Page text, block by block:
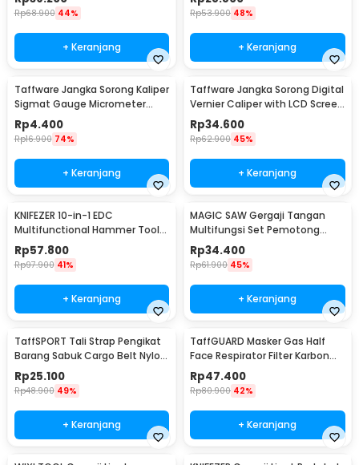
Rp68.900 44%
+ Keranjang
Rp53.900 48%
+ Keranjang
Taffware Jangka Sorong Kaliper
Sigmat Gauge Micrometer
150mm - QST-600
Rp4.400
Rp16.900 74%
+ Keranjang
Taffware Jangka Sorong Digital
Vernier Caliper with LCD Screen
150mm - JIGO-150
Rp34.600
Rp62.900 45%
+ Keranjang
KNIFEZER 10-in-1 EDC
Multifunctional Hammer Tool
for Camping Survival - WL-
9003
Rp57.800
Rp97.900 41%
+ Keranjang
MAGIC SAW Gergaji Tangan
Multifungsi Set Pemotong
Kayu Besi
Rp34.400
Rp61.900 45%
+ Keranjang
TaffSPORT Tali Strap Pengikat
Barang Sabuk Cargo Belt Nylon
5M - XR2
Rp25.100
Rp48.900 49%
+ Keranjang
TaffGUARD Masker Gas Half
Face Respirator Filter Karbon
Aktif KN95 - 6200
Rp47.400
Rp80.900 42%
+ Keranjang